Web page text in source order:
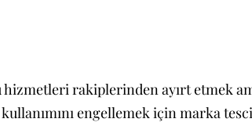
rakiplerinden ayırt etmek
engellemek için marka